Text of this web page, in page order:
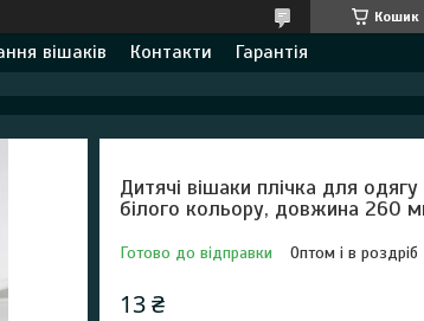
Кошик
вішаків Контакти Гарантія
Дитячі вішаки плічка для
білого кольору, довжина 260
Готово до відправки Оптом і в роздріб
13 ₴